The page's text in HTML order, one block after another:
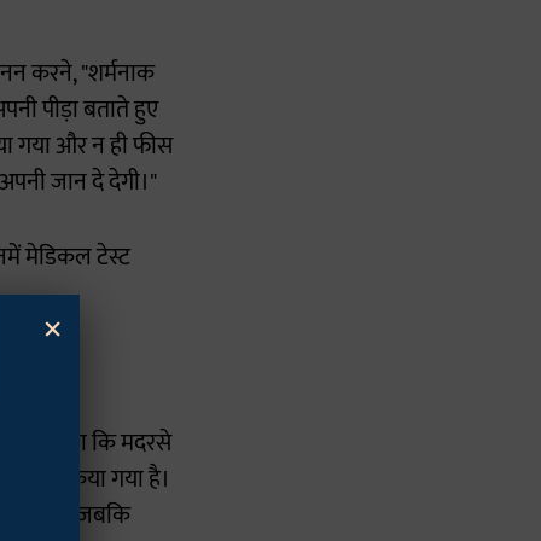
करने, "शर्मनाक
पीड़ा बताते हुए
गया और न ही फीस
जान दे देगी।"
मेडिकल टेस्ट
ने बताया कि मदरसे
दर्ज किया गया है।
गया है, जबकि
×